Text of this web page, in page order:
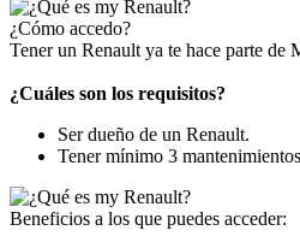
¿Cómo accedo?
Tener un Renault ya te hace parte de
¿Cuáles son los requisitos?
Ser dueño de un Renault.
Tener mínimo 3
Beneficios a los que puedes acceder: